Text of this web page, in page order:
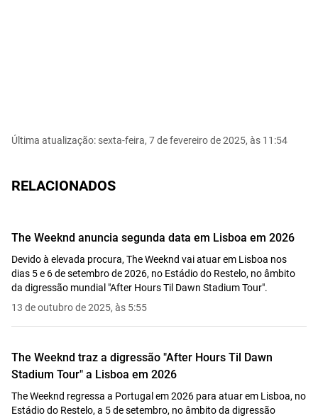
Última atualização: sexta-feira, 7 de fevereiro de 2025, às 11:54
RELACIONADOS
The Weeknd anuncia segunda data em Lisboa em 2026
Devido à elevada procura, The Weeknd vai atuar em Lisboa nos
dias 5 e 6 de setembro de 2026, no Estádio do Restelo, no âmbito
da digressão mundial "After Hours Til Dawn Stadium Tour".
13 de outubro de 2025, às 5:55
The Weeknd traz a digressão "After Hours Til Dawn
Stadium Tour" a Lisboa em 2026
The Weeknd regressa a Portugal em 2026 para atuar em Lisboa, no
Estádio do Restelo, a 5 de setembro, no âmbito da digressão